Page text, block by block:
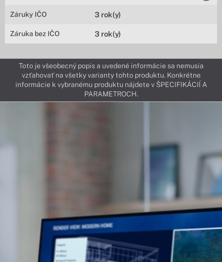
Záruky IČO 3 rok(y)
Záruka bez IČO 3 rok(y)
Toto je všeobecný popis a uvedené informácie sa nemusia
vzťahovať na všetky varianty tohto produktu. Konkrétne
informácie k vybranému produktu nájdete v ŠPECIFIKÁCIÍ A
PARAMETROCH.